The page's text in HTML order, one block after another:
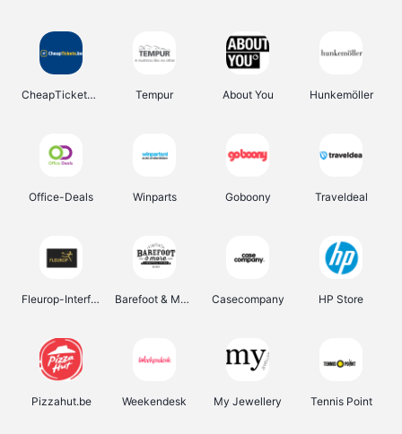
CheapTickets.be Tempur About You Hunkemöller
Office-Deals Winparts Goboony Traveldeal
Fleurop-Interflora Barefoot & More Casecompany HP Store
Pizzahut.be Weekendesk My Jewellery Tennis Point